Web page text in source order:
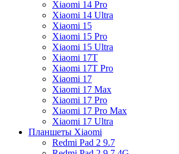
Xiaomi 14 Pro
Xiaomi 14 Ultra
Xiaomi 15
Xiaomi 15 Pro
Xiaomi 15 Ultra
Xiaomi 17T
Xiaomi 17T Pro
Xiaomi 17
Xiaomi 17 Max
Xiaomi 17 Pro
Xiaomi 17 Pro Max
Xiaomi 17 Ultra
Планшеты Xiaomi
Redmi Pad 2 9.7